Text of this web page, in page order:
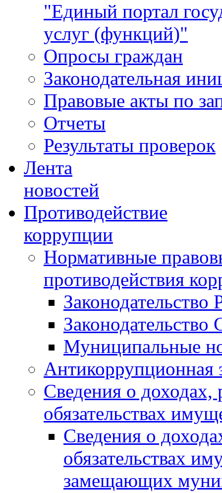
"Единый портал
услуг (функций)"
Опросы граждан
Законодательная
Правовые акты по
Отчеты
Результаты проверок
Лента
новостей
Противодействие
коррупции
Нормативные
противодействия
Законодательство
Муниципальные
Антикоррупционная
Сведения о доходах,
обязательствах
Сведения о
обязательствах
замещающих